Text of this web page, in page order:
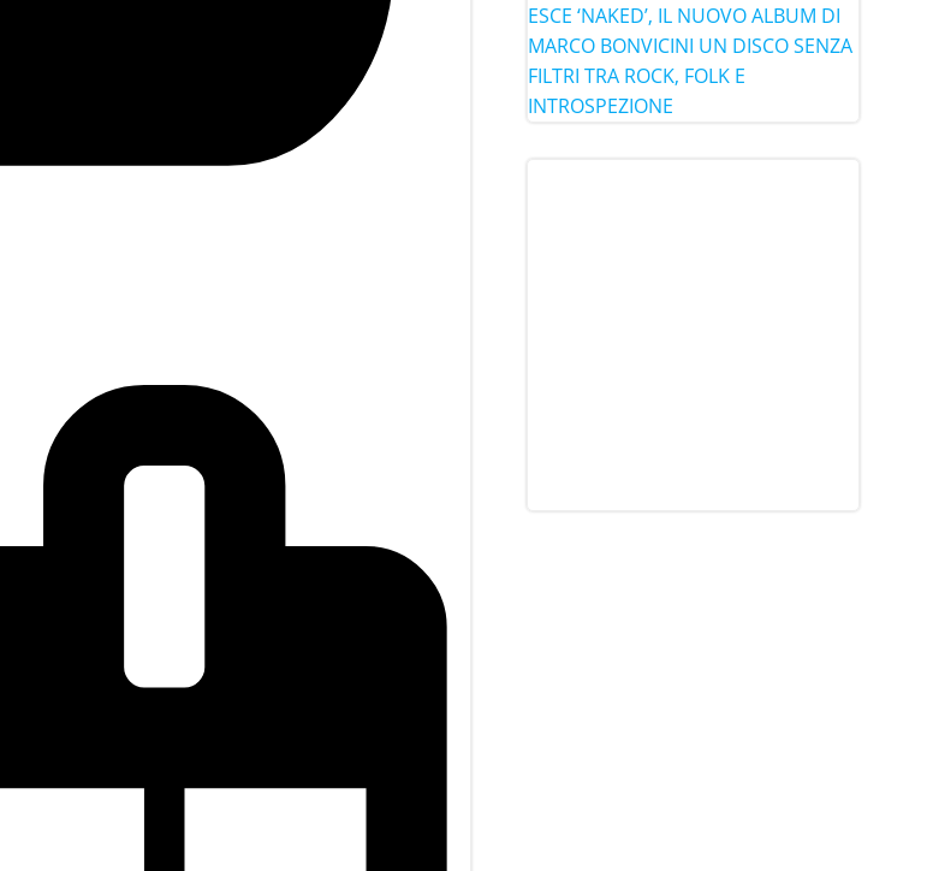
ESCE ‘NAKED’, IL NUOVO ALBUM DI
MARCO BONVICINI UN DISCO SENZA
FILTRI TRA ROCK, FOLK E
INTROSPEZIONE